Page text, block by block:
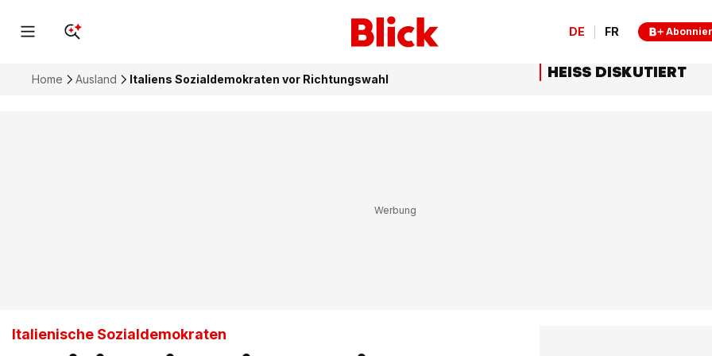
DE FR
Home Ausland Italiens Sozialdemokraten vor Richtungswahl
Italienische Sozialdemokraten
HEISS DISKUTIERT